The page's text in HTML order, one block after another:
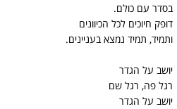
בסדר עם כולם.
דופק חיוכים לכל הכיוונים
ותמיד, תמיד נמצא בעניינים.
יושב על הגדר
רגל פה, רגל שם
יושב על הגדר